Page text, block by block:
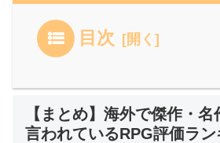
目次
【まとめ】海外で傑作・
言われているRPG評価ラ